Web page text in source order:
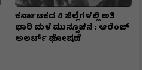
ಕರ್ನಾಟಕದ 4 ಜಿಲ್ಲೆಗಳಲ್ಲಿ ಅತಿ
ಭಾರಿ ಮಳೆ ಮುನ್ಸೂಚನೆ ; ಆರೆಂಜ್‌
ಅಲರ್ಟ್‌ ಘೋಷಣೆ